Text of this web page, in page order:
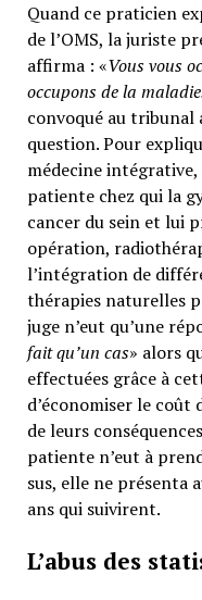
Quand ce praticien
de l’OMS, la juriste
affirma : «Vous vous
occupons de la
convoqué au
question. Pour
médecine
patiente chez qui la
cancer du sein et lui
opération,
l’intégration de
thérapies naturelles
juge n’eut qu’une
fait qu’un cas» alors
effectuées grâce à
d’économiser le
de leurs
patiente n’eut à
sus, elle ne présenta
ans qui suivirent.
L’abus des